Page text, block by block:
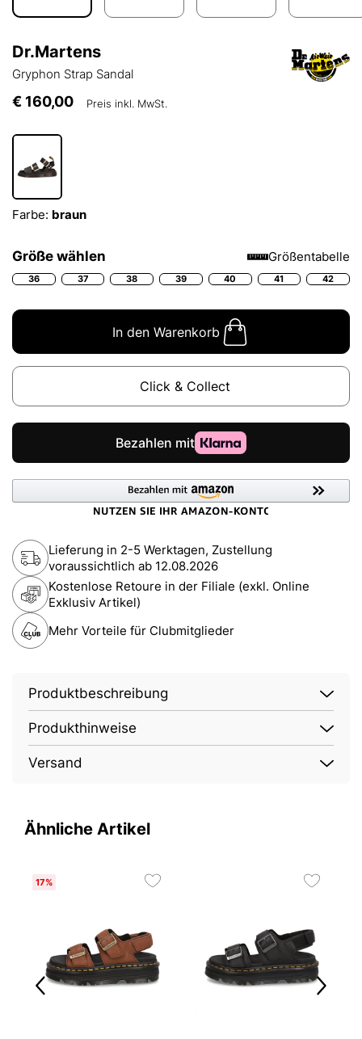
Dr.Martens
Gryphon Strap Sandal
€ 160,00 Preis inkl. MwSt.
Farbe: braun
Größe wählen Größentabelle
36 37 38 39 40 41 42
In den Warenkorb
Click & Collect
Lieferung in 2-5 Werktagen, Zustellung
voraussichtlich ab 12.08.2026
Kostenlose Retoure in der Filiale (exkl. Online
Exklusiv Artikel)
Mehr Vorteile für Clubmitglieder
Produktbeschreibung
Produkthinweise
Versand
Ähnliche Artikel
17%